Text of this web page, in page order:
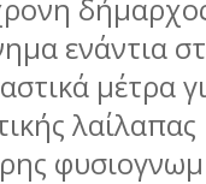
ενάντια
μέτρα
λαίλαπας